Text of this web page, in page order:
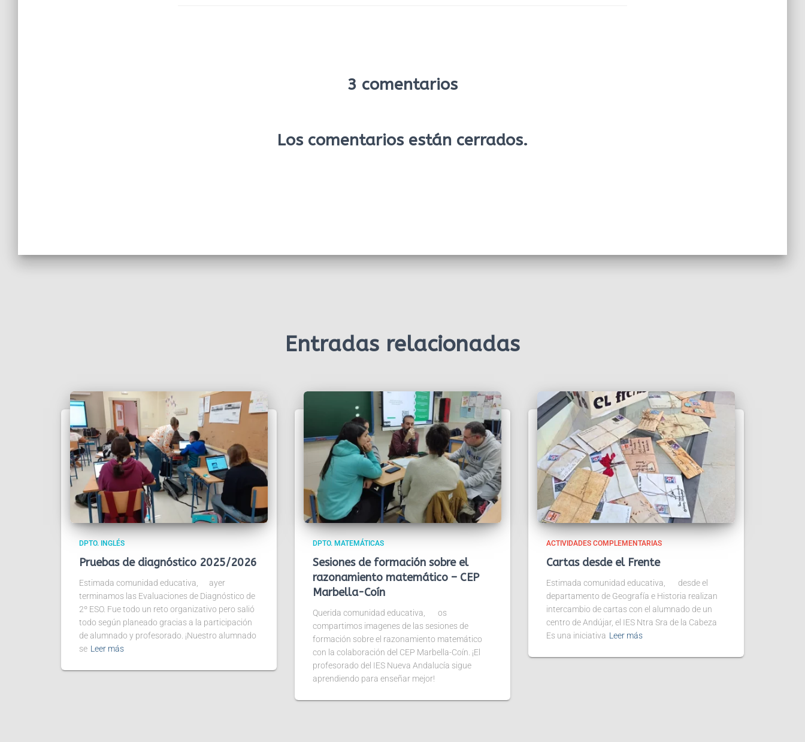
3 comentarios
Los comentarios están cerrados.
Entradas relacionadas
DPTO. INGLÉS
Pruebas de diagnóstico 2025/2026
Estimada comunidad educativa, ayer
terminamos las Evaluaciones de Diagnóstico de
2º ESO. Fue todo un reto organizativo pero salió
todo según planeado gracias a la participación
de alumnado y profesorado. ¡Nuestro alumnado
se Leer más
DPTO. MATEMÁTICAS
Sesiones de formación sobre el
razonamiento matemático – CEP
Marbella-Coín
Querida comunidad educativa, os
compartimos imagenes de las sesiones de
formación sobre el razonamiento matemático
con la colaboración del CEP Marbella-Coín. ¡El
profesorado del IES Nueva Andalucía sigue
aprendiendo para enseñar mejor!
ACTIVIDADES COMPLEMENTARIAS
Cartas desde el Frente
Estimada comunidad educativa, desde el
departamento de Geografía e Historia realizan
intercambio de cartas con el alumnado de un
centro de Andújar, el IES Ntra Sra de la Cabeza
Es una iniciativa Leer más